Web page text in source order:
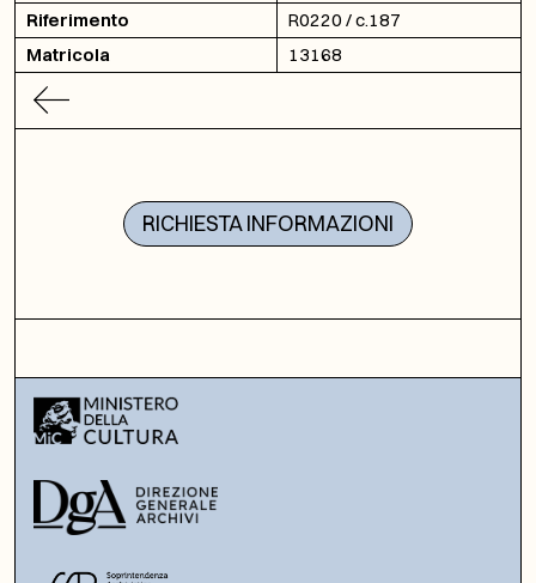
Riferimento
R0220 / c.187
Matricola
13168
RICHIESTA INFORMAZIONI